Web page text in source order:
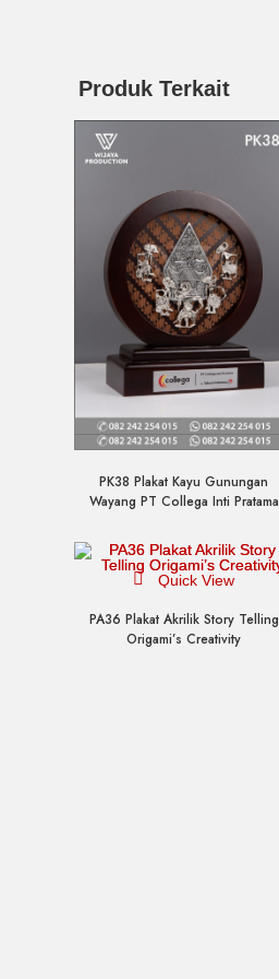
Produk Terkait
Quick View
PK38 Plakat Kayu Gunungan
Wayang PT Collega Inti Pratama
Quick View
PA36 Plakat Akrilik Story Telling
Origami’s Creativity